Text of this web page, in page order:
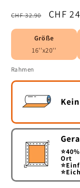
Normaler
Preis
CHF 32.90 CHF
Größe
16''x20''
Rahmen
⭐40%
Ort
⭐
⭐